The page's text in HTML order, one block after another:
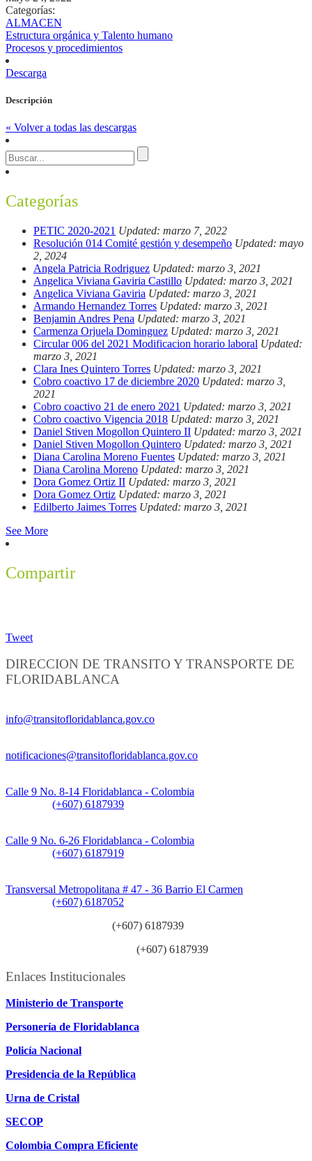
Categorías:
ALMACEN
Estructura orgánica y Talento humano
Procesos y procedimientos
Descarga
Descripción
« Volver a todas las descargas
Categorías
PETIC 2020-2021 Updated: marzo 7, 2022
Resolución 014 Comité gestión y desempeño Updated: mayo
2, 2024
Angela Patricia Rodriguez Updated: marzo 3, 2021
Angelica Viviana Gaviria Castillo Updated: marzo 3, 2021
Angelica Viviana Gaviria Updated: marzo 3, 2021
Armando Hernandez Torres Updated: marzo 3, 2021
Benjamin Andres Pena Updated: marzo 3, 2021
Carmenza Orjuela Dominguez Updated: marzo 3, 2021
Circular 006 del 2021 Modificacion horario laboral Updated:
marzo 3, 2021
Clara Ines Quintero Torres Updated: marzo 3, 2021
Cobro coactivo 17 de diciembre 2020 Updated: marzo 3,
2021
Cobro coactivo 21 de enero 2021 Updated: marzo 3, 2021
Cobro coactivo Vigencia 2018 Updated: marzo 3, 2021
Daniel Stiven Mogollon Quintero II Updated: marzo 3, 2021
Daniel Stiven Mogollon Quintero Updated: marzo 3, 2021
Diana Carolina Moreno Fuentes Updated: marzo 3, 2021
Diana Carolina Moreno Updated: marzo 3, 2021
Dora Gomez Ortiz II Updated: marzo 3, 2021
Dora Gomez Ortiz Updated: marzo 3, 2021
Edilberto Jaimes Torres Updated: marzo 3, 2021
See More
Compartir
Tweet
DIRECCION DE TRANSITO Y TRANSPORTE DE
FLORIDABLANCA
info@transitofloridablanca.gov.co
notificaciones@transitofloridablanca.gov.co
Calle 9 No. 8-14 Floridablanca - Colombia
(+607) 6187939
Calle 9 No. 6-26 Floridablanca - Colombia
(+607) 6187919
Transversal Metropolitana # 47 - 36 Barrio El Carmen
(+607) 6187052
(+607) 6187939
(+607) 6187939
Enlaces Institucionales
Ministerio de Transporte
Personería de Floridablanca
Policía Nacional
Presidencia de la República
Urna de Cristal
SECOP
Colombia Compra Eficiente